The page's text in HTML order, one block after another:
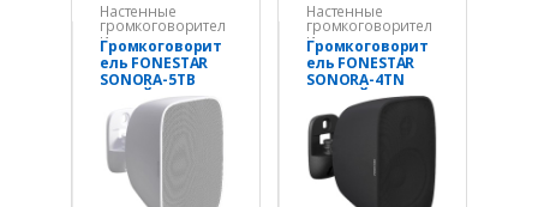
Настенные
громкоговорител
и
Громкоговорит
ель FONESTAR
SONORA-5TB
БЕЛЫЙ
Настенные
громкоговорител
и
Громкоговорит
ель FONESTAR
SONORA-4TN
ЧЕРНЫЙ